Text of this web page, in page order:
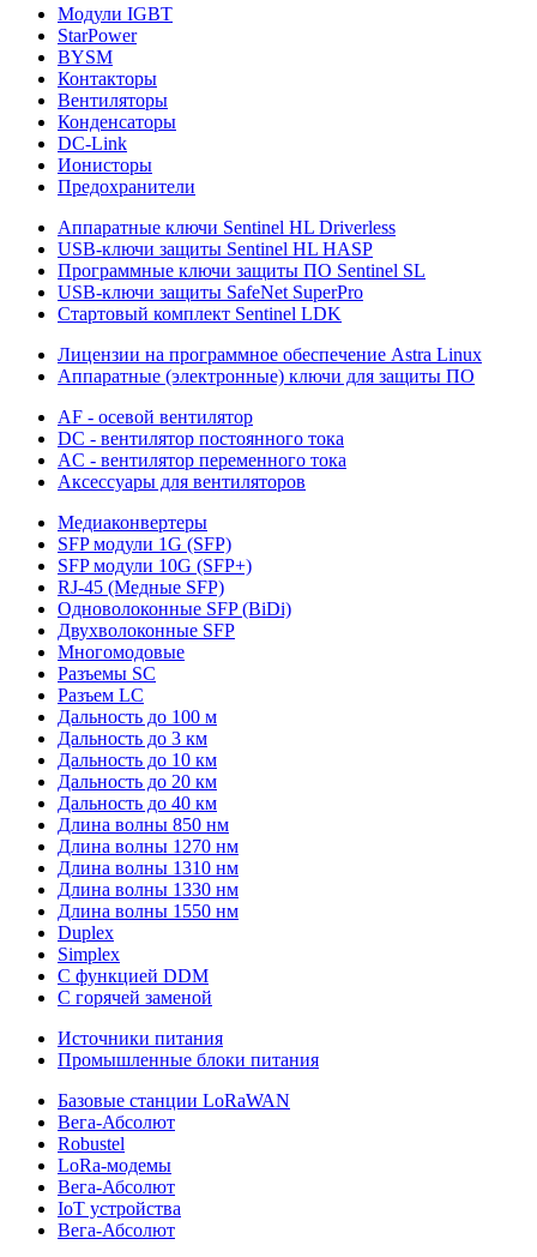
Модули IGBT
StarPower
BYSM
Контакторы
Вентиляторы
Конденсаторы
DC-Link
Ионисторы
Предохранители
Аппаратные ключи Sentinel HL Driverless
USB-ключи защиты Sentinel HL HASP
Программные ключи защиты ПО Sentinel SL
USB-ключи защиты SafeNet SuperPro
Стартовый комплект Sentinel LDK
Лицензии на программное обеспечение Astra Linux
Аппаратные (электронные) ключи для защиты ПО
AF - осевой вентилятор
DC - вентилятор постоянного тока
AC - вентилятор переменного тока
Аксессуары для вентиляторов
Медиаконвертеры
SFP модули 1G (SFP)
SFP модули 10G (SFP+)
RJ-45 (Медные SFP)
Одноволоконные SFP (BiDi)
Двухволоконные SFP
Многомодовые
Разъемы SC
Разъем LC
Дальность до 100 м
Дальность до 3 км
Дальность до 10 км
Дальность до 20 км
Дальность до 40 км
Длина волны 850 нм
Длина волны 1270 нм
Длина волны 1310 нм
Длина волны 1330 нм
Длина волны 1550 нм
Duplex
Simplex
С функцией DDM
С горячей заменой
Источники питания
Промышленные блоки питания
Базовые станции LoRaWAN
Вега-Абсолют
Robustel
LoRa-модемы
Вега-Абсолют
IoT устройства
Вега-Абсолют